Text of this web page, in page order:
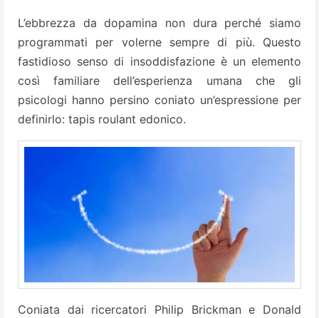
L’ebbrezza da dopamina non dura perché siamo
programmati per volerne sempre di più. Questo
fastidioso senso di insoddisfazione è un elemento
così familiare dell’esperienza umana che gli
psicologi hanno persino coniato un’espressione per
definirlo: tapis roulant edonico.
Coniata dai ricercatori Philip Brickman e Donald